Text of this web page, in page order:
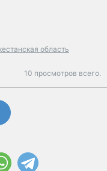
область
10 просмотров всего.